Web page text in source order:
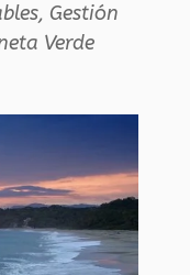
, Gestión
Verde